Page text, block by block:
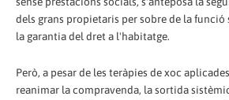
dels grans propietaris per sobre de la
la garantia del dret a l'habitatge.
Però, a pesar de les teràpies de xoc
reanimar la compravenda, la sortida